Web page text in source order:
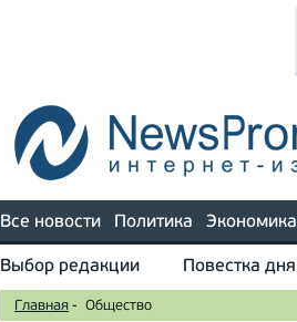
Все новости Политика Экономика
Выбор редакции Повестка дня
Главная - Общество